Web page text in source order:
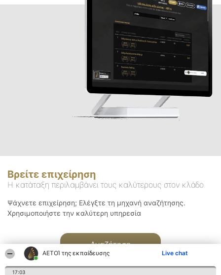
ΑΕΤΟΊ της εκπαίδευσης Live chat
17:03
Βρείτε επιχείρηση
Η κατάταξη περιλαμβάνει τους καλύτερους στον κλάδο
Ψάχνετε επιχείρηση; Ελέγξτε τη μηχανή αναζήτησης.
Χρησιμοποιήστε την καλύτερη υπηρεσία
Αναζήτηση